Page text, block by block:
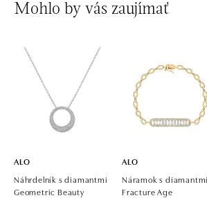
Mohlo by vás zaujímať
ALO
Náhrdelník s diamantmi
Geometric Beauty
ALO
Náramok s diamantmi
Fracture Age